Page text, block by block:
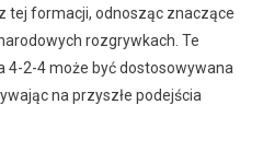
tej formacji, odnosząc znaczące
rozgrywkach. Te
4-2-4 może być dostosowywana
na przyszłe podejścia